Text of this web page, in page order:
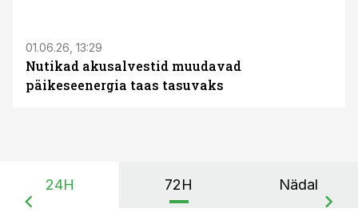
01.06.26, 13:29
Nutikad akusalvestid muudavad
päikeseenergia taas tasuvaks
24H 72H Nädal